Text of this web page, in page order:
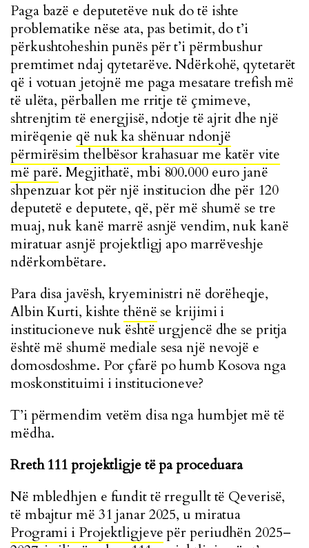
Paga bazë e deputetëve nuk do të ishte
problematike nëse ata, pas betimit, do t’i
përkushtoheshin punës për t’i përmbushur
premtimet ndaj qytetarëve. Ndërkohë, qytetarët
që i votuan jetojnë me paga mesatare trefish më
të ulëta, përballen me rritje të çmimeve,
shtrenjtim të energjisë, ndotje të ajrit dhe një
mirëqenie që nuk ka shënuar ndonjë
përmirësim thelbësor krahasuar me katër vite
më parë. Megjithatë, mbi 800.000 euro janë
shpenzuar kot për një institucion dhe për 120
deputetë e deputete, që, për më shumë se tre
muaj, nuk kanë marrë asnjë vendim, nuk kanë
miratuar asnjë projektligj apo marrëveshje
ndërkombëtare.
Para disa javësh, kryeministri në dorëheqje,
Albin Kurti, kishte thënë se krijimi i
institucioneve nuk është urgjencë dhe se pritja
është më shumë mediale sesa një nevojë e
domosdoshme. Por çfarë po humb Kosova nga
moskonstituimi i institucioneve?
T’i përmendim vetëm disa nga humbjet më të
mëdha.
Rreth 111 projektligje të pa proceduara
Në mbledhjen e fundit të rregullt të Qeverisë,
të mbajtur më 31 janar 2025, u miratua
Programi i Projektligjevepër periudhën 2025–